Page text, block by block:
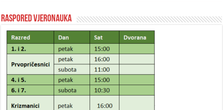
Raspored vjeronauka